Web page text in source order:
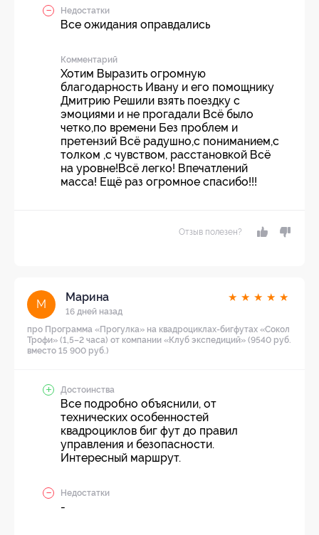
Недостатки
Все ожидания оправдались
Комментарий
Хотим Выразить огромную
благодарность Ивану и его помощнику
Дмитрию Решили взять поездку с
эмоциями и не прогадали Всё было
четко,по времени Без проблем и
претензий Всё радушно,с пониманием,с
толком ,с чувством, расстановкой Всё
на уровне!Всё легко! Впечатлений
масса! Ещё раз огромное спасибо!!!
Отзыв полезен?
М
Марина
16 дней назад
★ ★ ★ ★ ★
про Программа «Прогулка» на квадроциклах-бигфутах «Сокол
Трофи» (1,5–2 часа) от компании «Клуб экспедиций» (9540 руб.
вместо 15 900 руб.)
Достоинства
Все подробно объяснили, от
технических особенностей
квадроциклов биг фут до правил
управления и безопасности.
Интересный маршрут.
Недостатки
-